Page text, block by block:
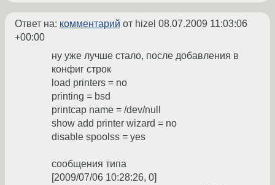
Ответ на: комментарий от hizel 08.07.2009 11:03:06
+00:00
ну уже лучше стало, после добавления в
конфиг строк
load printers = no
printing = bsd
printcap name = /dev/null
show add printer wizard = no
disable spoolss = yes
сообщения типа
[2009/07/06 10:28:26, 0]